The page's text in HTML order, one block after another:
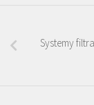
Systemy